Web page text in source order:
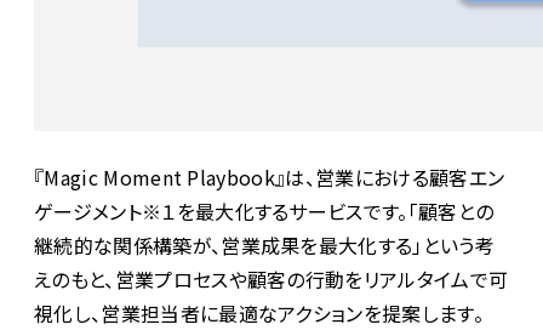
『Magic Moment Playbook』は、営業における顧客エン
ゲージメント※１を最大化するサービスです。「顧客との
継続的な関係構築が、営業成果を最大化する」という考
えのもと、営業プロセスや顧客の行動をリアルタイムで可
視化し、営業担当者に最適なアクションを提案します。